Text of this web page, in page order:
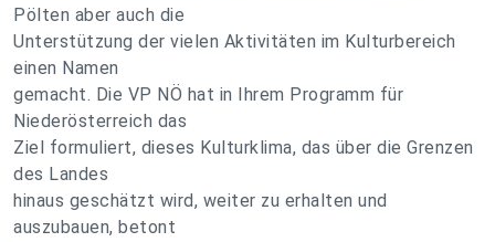
Pölten aber auch die
Unterstützung der vielen Aktivitäten im Kulturbereich
einen Namen
gemacht. Die VP NÖ hat in Ihrem Programm für
Niederösterreich das
Ziel formuliert, dieses Kulturklima, das über die Grenzen
des Landes
hinaus geschätzt wird, weiter zu erhalten und
auszubauen, betont